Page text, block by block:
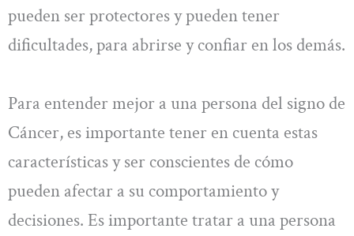
pueden ser protectores y pueden tener
dificultades, para abrirse y confiar en los demás.
Para entender mejor a una persona del signo de
Cáncer, es importante tener en cuenta estas
características y ser conscientes de cómo
pueden afectar a su comportamiento y
decisiones. Es importante tratar a una persona